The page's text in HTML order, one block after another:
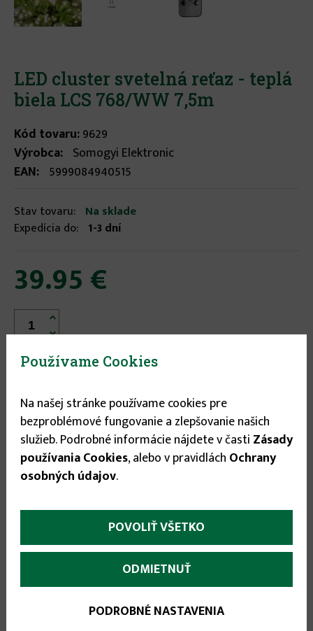
LED cluster svetelná reťaz - teplá
biela LCS 768/WW 7,5m
Kód tovaru:9629
Výrobca: Somogyi Elektronic
EAN: 5999084940515
Stav tovaru: Na sklade
Expedícia do: 1-3 dní
39.95 €


More
infos
Parametre(aktívna
karta)
nastaviteľná svietivosť
priebežný režim prevádzky alebo 3
režimy nastaviteľného časovača s
opakovaním: 6 h ON / 18 h OFF; 8 h ON /
16 h OFF; 6 h ON / 6 h OFF / 3 h ON / 9 h
Používame Cookies
Na našej stránke používame cookies pre
bezproblémové fungovanie a zlepšovanie našich
služieb. Podrobné informácie nájdete v časti Zásady
používania Cookies, alebo v pravidlách Ochrany
osobných údajov.
POVOLIŤ VŠETKO
ODMIETNUŤ
PODROBNÉ NASTAVENIA